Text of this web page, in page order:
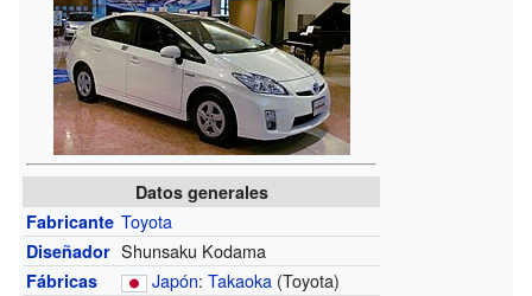
Datos generales
Fabricante Toyota
Diseñador Shunsaku Kodama
Fábricas Japón:Takaoka (Toyota)